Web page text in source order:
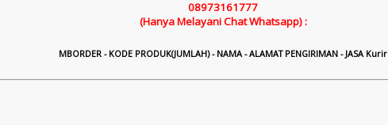
08973161777
(Hanya Melayani Chat Whatsapp) :
MBORDER - KODE PRODUK(JUMLAH) - NAMA - ALAMAT PENGIRIMAN - JASA Kurir